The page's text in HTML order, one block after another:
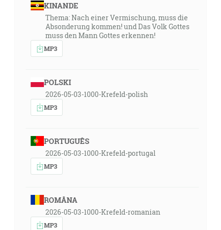
KINANDE
Thema: Nach einer Vermischung, muss die
Absonderung kommen! und Das Volk Gottes
muss den Mann Gottes erkennen!
MP3
POLSKI
2026-05-03-1000-Krefeld-polish
MP3
PORTUGUÊS
2026-05-03-1000-Krefeld-portugal
MP3
ROMÂNA
2026-05-03-1000-Krefeld-romanian
MP3